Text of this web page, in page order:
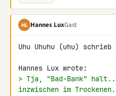
HL Hannes LuxGast
Uhu Uhuhu (uhu) schrieb
> Tja, "Bad-Bank"
inzwischen im